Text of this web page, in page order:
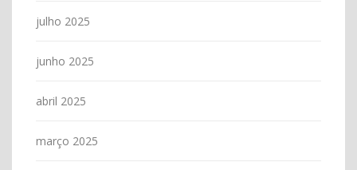
julho 2025
junho 2025
abril 2025
março 2025